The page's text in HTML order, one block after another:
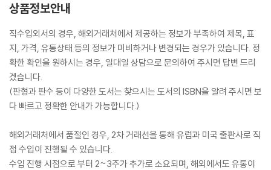
상품정보안내
직수입외서의 경우, 해외거래처에서 제공하는 정보가 부족하여 제목, 표
지, 가격, 유통상태 등의 정보가 미비하거나 변경되는 경우가 있습니다. 정
확한 확인을 원하시는 경우, 일대일 상담으로 문의하여 주시면 답변 드리
겠습니다.
(판형과 판수 등이 다양한 도서는 찾으시는 도서의 ISBN을 알려 주시면 보
다 빠르고 정확한 안내가 가능합니다.)
해외거래처에서 품절인 경우, 2차 거래선을 통해 유럽과 미국 출판사로 직
접 수입이 진행될 수 있습니다.
수입 진행 시점으로 부터 2~3주가 추가로 소요되며, 해외에서도 유통이